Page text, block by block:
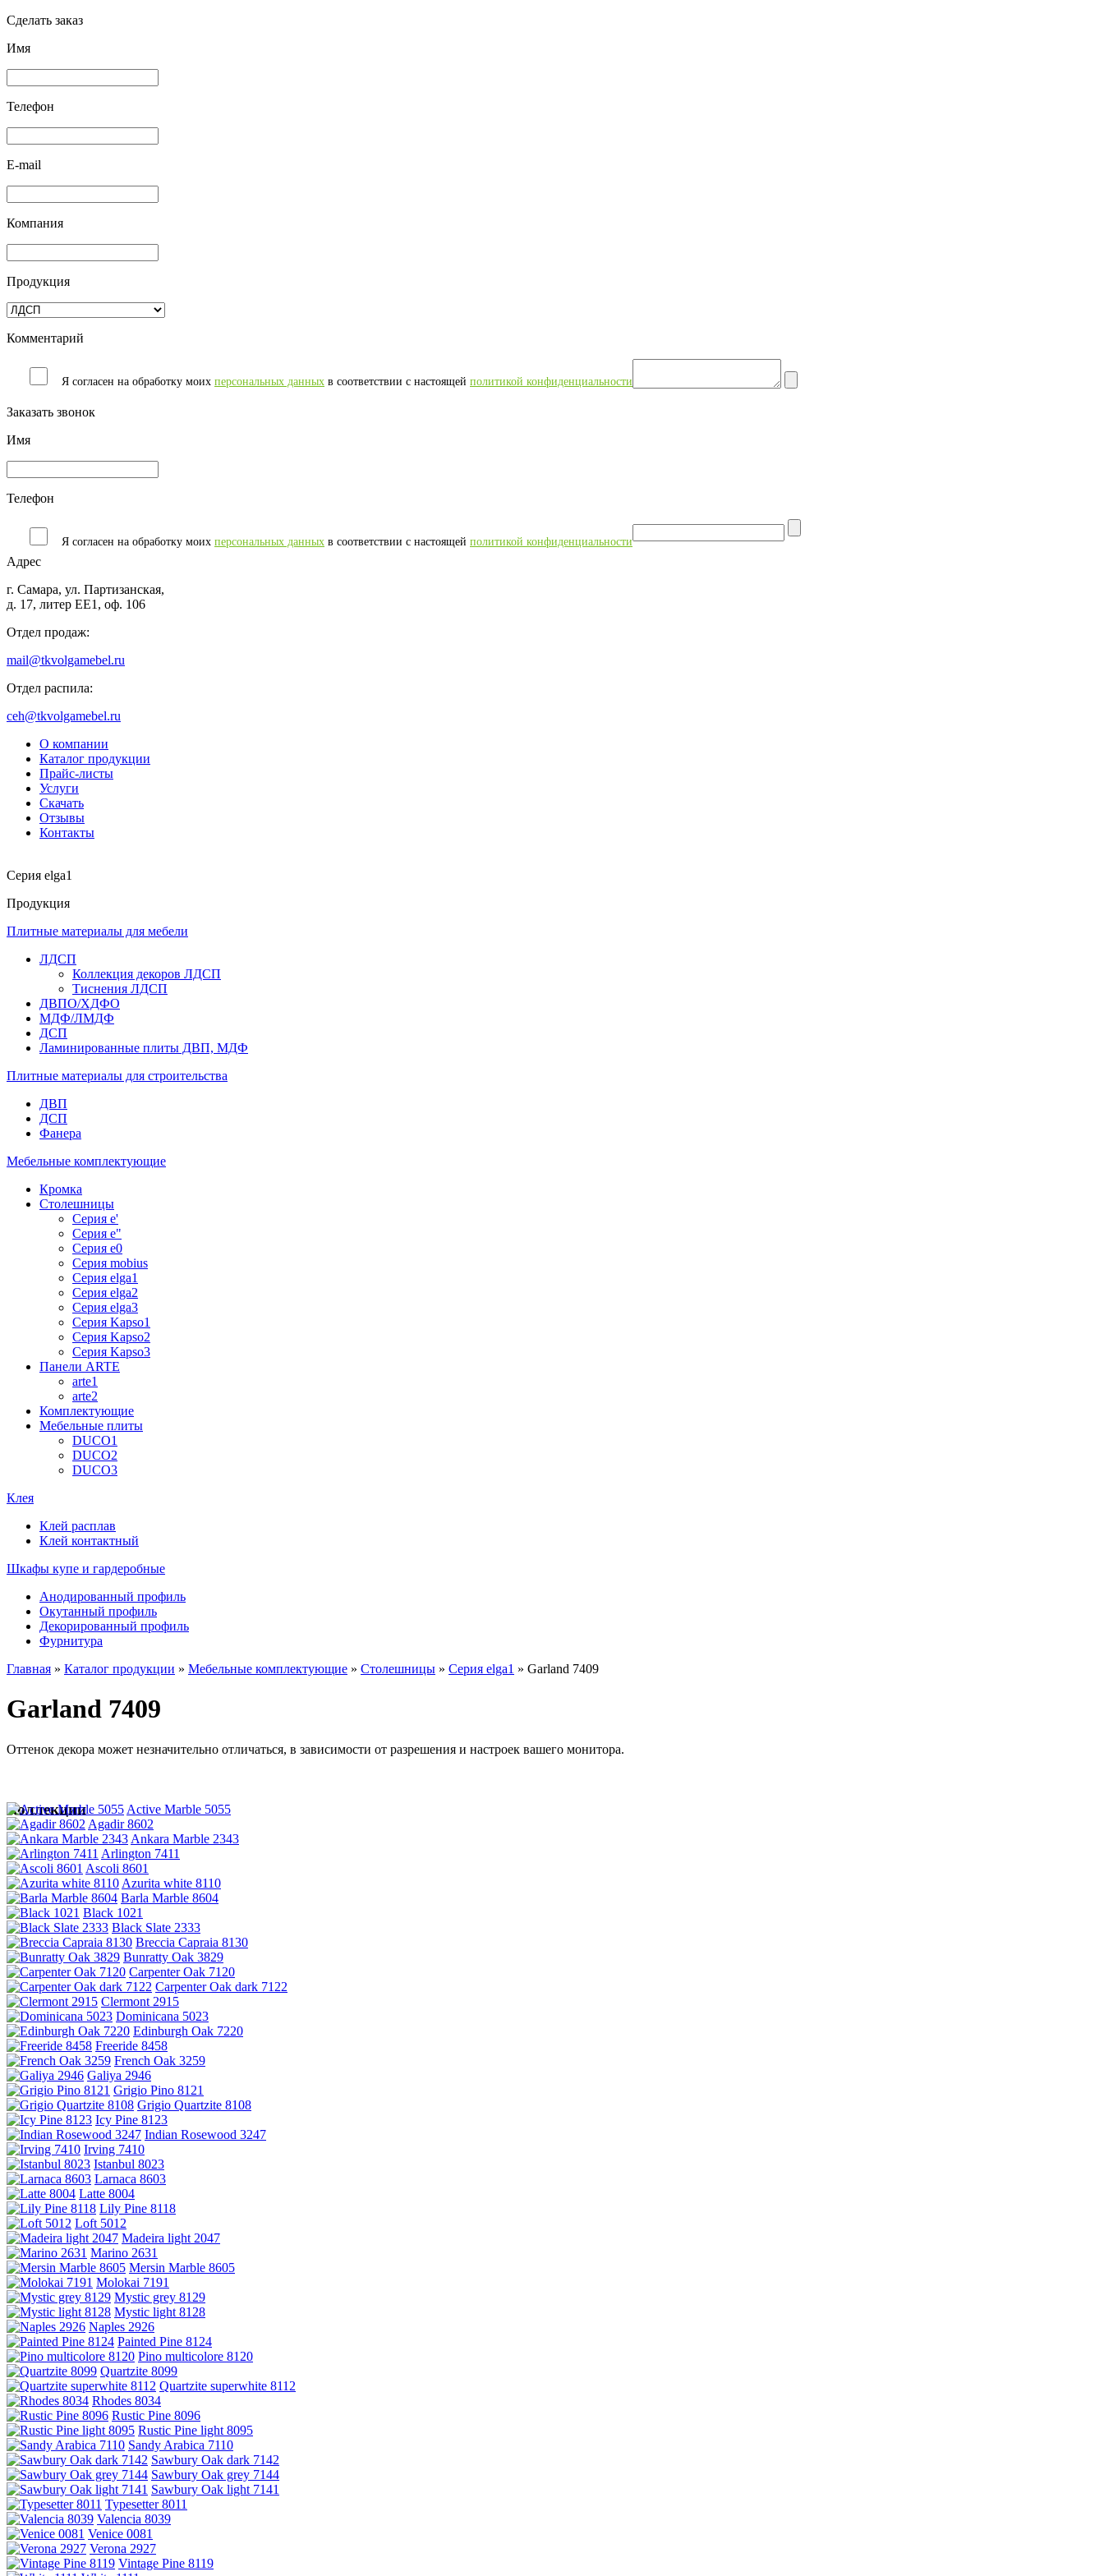
Сделать заказ
Имя
Телефон
E-mail
Компания
Продукция
Комментарий
Я согласен на обработку моих персональных данных в соответствии с настоящей политикой конфиденциальности
Заказать звонок
Имя
Телефон
Я согласен на обработку моих персональных данных в соответствии с настоящей политикой конфиденциальности
Адрес
г. Самара, ул. Партизанская,
д. 17, литер ЕЕ1, оф. 106
Отдел продаж:
mail@tkvolgamebel.ru
Отдел распила:
ceh@tkvolgamebel.ru
О компании
Каталог продукции
Прайс-листы
Услуги
Скачать
Отзывы
Контакты
Серия elga1
Продукция
Плитные материалы для мебели
ЛДСП
Коллекция декоров ЛДСП
Тиснения ЛДСП
ДВПО/ХДФО
МДФ/ЛМДФ
ДСП
Ламинированные плиты ДВП, МДФ
Плитные материалы для строительства
ДВП
ДСП
Фанера
Мебельные комплектующие
Кромка
Столешницы
Серия e'
Серия e"
Серия e0
Серия mobius
Серия elga1
Серия elga2
Серия elga3
Серия Kapso1
Серия Kapso2
Серия Kapso3
Панели ARTE
arte1
arte2
Комплектующие
Мебельные плиты
DUCO1
DUCO2
DUCO3
Клея
Клей расплав
Клей контактный
Шкафы купе и гардеробные
Анодированный профиль
Окутанный профиль
Декорированный профиль
Фурнитура
Главная » Каталог продукции » Мебельные комплектующие » Столешницы » Серия elga1 » Garland 7409
Garland 7409
Оттенок декора может незначительно отличаться, в зависимости от разрешения и настроек вашего монитора.
Коллекции
Active Marble 5055
Agadir 8602
Ankara Marble 2343
Arlington 7411
Ascoli 8601
Azurita white 8110
Barla Marble 8604
Black 1021
Black Slate 2333
Breccia Capraia 8130
Bunratty Oak 3829
Carpenter Oak 7120
Carpenter Oak dark 7122
Clermont 2915
Dominicana 5023
Edinburgh Oak 7220
Freeride 8458
French Oak 3259
Galiya 2946
Grigio Pino 8121
Grigio Quartzite 8108
Icy Pine 8123
Indian Rosewood 3247
Irving 7410
Istanbul 8023
Larnaca 8603
Latte 8004
Lily Pine 8118
Loft 5012
Madeira light 2047
Marino 2631
Mersin Marble 8605
Molokai 7191
Mystic grey 8129
Mystic light 8128
Naples 2926
Painted Pine 8124
Pino multicolore 8120
Quartzite 8099
Quartzite superwhite 8112
Rhodes 8034
Rustic Pine 8096
Rustic Pine light 8095
Sandy Arabica 7110
Sawbury Oak dark 7142
Sawbury Oak grey 7144
Sawbury Oak light 7141
Typesetter 8011
Valencia 8039
Venice 0081
Verona 2927
Vintage Pine 8119